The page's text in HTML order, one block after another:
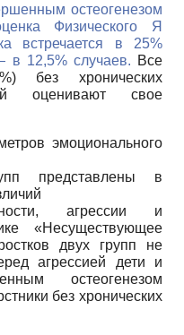
остеогенезом
Физического Я
встречается в 25%
в 12,5% случаев. Все
без хронических
оценивают свое
эмоционального
представлены в
агрессии и
«Несуществующее
двух групп не
агрессией дети и
остеогенезом
без хронических